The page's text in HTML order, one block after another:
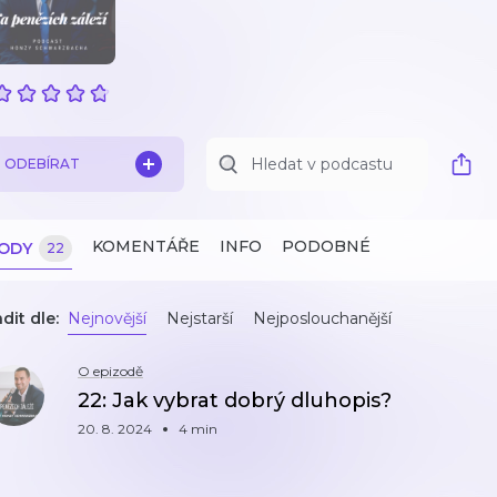
ODEBÍRAT
22 KOMENTÁŘE INFO PODOBNÉ
dle: Nejnovější Nejstarší Nejposlouchanější
O epizodě
22: Jak vybrat dobrý dluhopis?
20. 8. 2024 4 min